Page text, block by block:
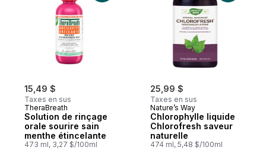
15,49 $
Taxes en sus
TheraBreath
Solution de rinçage
orale sourire sain
menthe étincelante
473 ml, 3,27 $/100ml
25,99 $
Taxes en sus
Nature’s Way
Chlorophylle liquide
Chlorofresh saveur
naturelle
474 ml, 5,48 $/100ml